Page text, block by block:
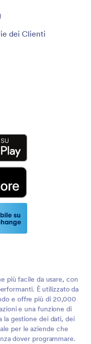
dei Clienti
più facile da usare, con
È utilizzato da
e offre più di 20,000
e una funzione di
la gestione dei dati, dei
per le aziende che
dover programmare.